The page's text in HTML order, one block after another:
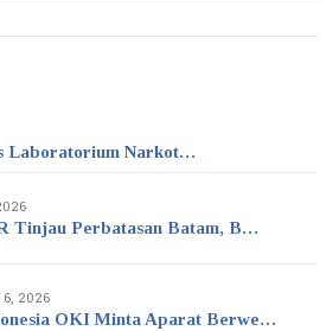
Laboratorium Narkot…
Tinjau Perbatasan Batam, B…
2026
OKI Minta Aparat Berwe…